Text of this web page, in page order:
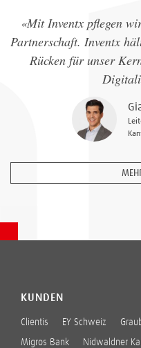
«Mit Inventx pflegen
Partnerschaft. Inventx
Rücken für unser
KUNDEN
Clientis EY Schweiz
Migros Bank Nidwaldner